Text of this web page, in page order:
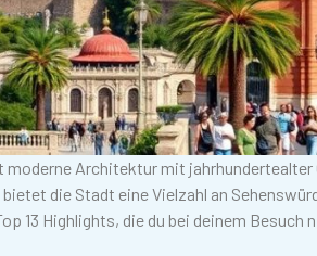
moderne Architektur mit
die Stadt eine Vielzahl an
13 Highlights, die du bei deinem